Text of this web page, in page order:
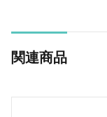
関連商品